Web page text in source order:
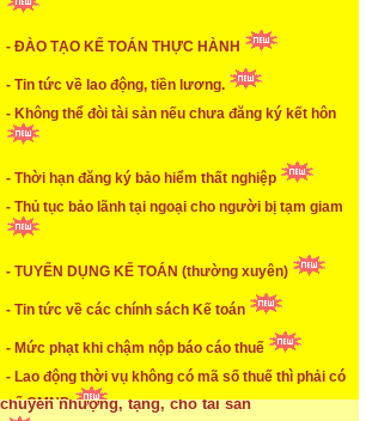
- ĐÀO TẠO KẾ TOÁN THỰC HÀNH
- Tin tức về lao động, tiền lương.
- Không thể đòi tài sản nếu chưa đăng ký kết hôn
- Thời hạn đăng ký bảo hiểm thất nghiệp
- Thủ tục bảo lãnh tại ngoại cho người bị tạm giam
- TUYỂN DỤNG KẾ TOÁN (thường xuyên)
- Tin tức về các chính sách Kế toán
- Mức phạt khi chậm nộp báo cáo thuế
- Lao động thời vụ không có mã số thuế thì phải có
số CMND
...xem chi tiết
* TUYỂN DỤNG KẾ TOÁN (thường xuyên)
...xem chi tiết
...xem chi tiết
* Mức phạt khi chậm nộp báo cáo thuế
...xem chi tiết
...xem chi tiết
* Những trường hợp được miễn thuế TNCN khi